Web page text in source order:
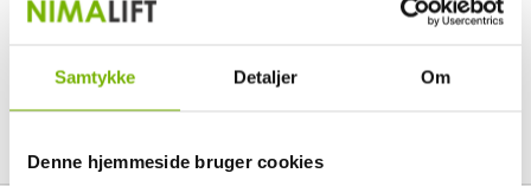
Samtykke Detaljer Om
Denne hjemmeside bruger cookies
- Produceras till 06/2019
tilsammans
- Displayen är röd el. grå
- Produceras från 07/2019